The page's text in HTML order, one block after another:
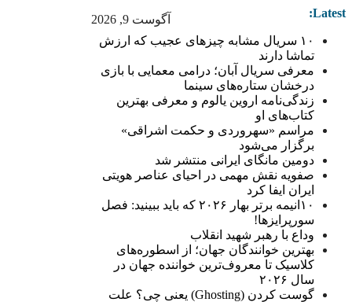
آگوست 9, 2026 Latest:
۱۰ سریال مشابه چیزهای عجیب که ارزش
تماشا دارند
معرفی سریال آبان؛ درامی معمایی با بازی
درخشان ستاره‌های سینما
زندگی‌نامه اروین یالوم و معرفی بهترین
کتاب‌های او
مراسم «سهروردی و حکمت اشراقی»
برگزار می‌شود
دومین مانگای ایرانی منتشر شد
صفویه نقش مهمی در احیای عناصر هویتی
ایران ایفا کرد
۱۰انیمه برتر بهار ۲۰۲۶ که باید ببینید: فصل
سورپرایزها!
وداع با رهبر شهید انقلاب
بهترین خوانندگان جهان؛ از اسطوره‌های
کلاسیک تا معروف‌ترین خواننده جهان در
سال ۲۰۲۶
گوست کردن (Ghosting) یعنی چی؟ علت